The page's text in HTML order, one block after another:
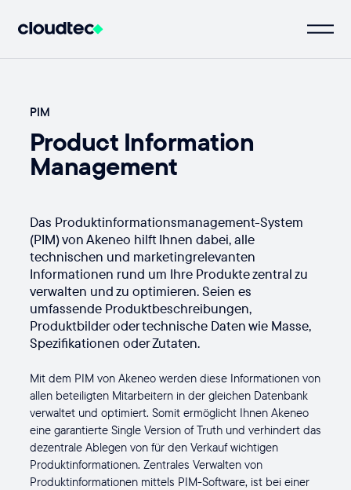
PIM
Product Information
Management
Das Produktinformationsmanagement-System
(PIM) von Akeneo hilft Ihnen dabei, alle
technischen und marketingrelevanten
Informationen rund um Ihre Produkte zentral zu
verwalten und zu optimieren. Seien es
umfassende Produktbeschreibungen,
Produktbilder oder technische Daten wie Masse,
Spezifikationen oder Zutaten.
Mit dem PIM von Akeneo werden diese Informationen von
allen beteiligten Mitarbeitern in der gleichen Datenbank
verwaltet und optimiert. Somit ermöglicht Ihnen Akeneo
eine garantierte Single Version of Truth und verhindert das
dezentrale Ablegen von für den Verkauf wichtigen
Produktinformationen. Zentrales Verwalten von
Produktinformationen mittels PIM-Software, ist bei einer